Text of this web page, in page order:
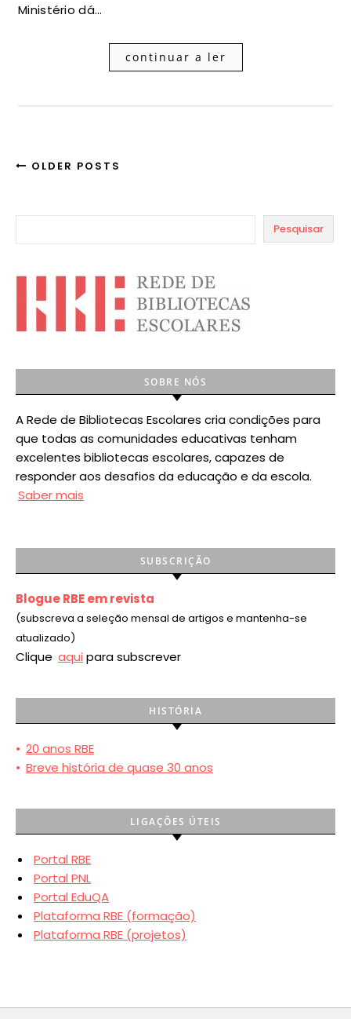
Ministério dá…
continuar a ler
OLDER POSTS
Pesquisar
SOBRE NÓS
A Rede de Bibliotecas Escolares cria condições para
que todas as comunidades educativas tenham
excelentes bibliotecas escolares, capazes de
responder aos desafios da educação e da escola.
Saber mais
SUBSCRIÇÃO
Blogue RBE em revista
(subscreva a seleção mensal de artigos e mantenha-se
atualizado)
Clique aqui para subscrever
HISTÓRIA
• 20 anos RBE
• Breve história de quase 30 anos
LIGAÇÕES ÚTEIS
Portal RBE
Portal PNL
Portal EduQA
Plataforma RBE (formação)
Plataforma RBE (projetos)